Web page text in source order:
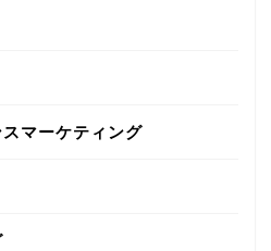
マーケティング